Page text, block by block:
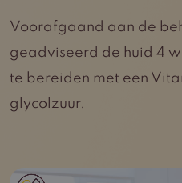
Voorafgaand aan de
geadviseerd de huid 4
te bereiden met een
glycolzuur.